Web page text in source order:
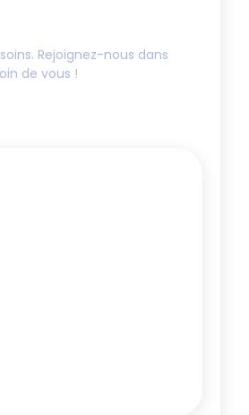
Rejoignez-nous dans
de vous !